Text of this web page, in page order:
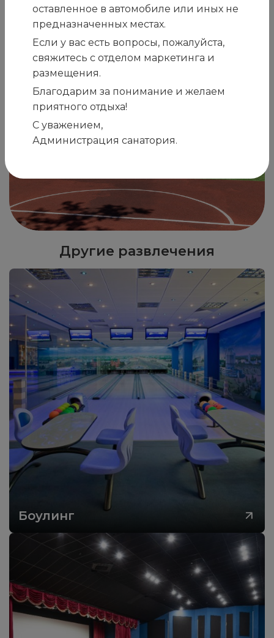
Другие развлечения
Боулинг
оставленное в автомобиле или иных не
предназначенных местах.
Если у вас есть вопросы, пожалуйста,
свяжитесь с отделом маркетинга и
размещения.
Благодарим за понимание и желаем
приятного отдыха!
С уважением,
Администрация санатория.